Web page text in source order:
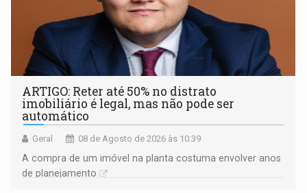
ARTIGO: Reter até 50% no distrato
imobiliário é legal, mas não pode ser
automático
Geral 08 de Agosto de 2026 às 10:39
A compra de um imóvel na planta costuma envolver anos
de planejamento